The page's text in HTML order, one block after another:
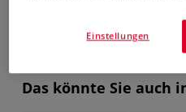
Das könnte Sie auch
Einstellungen